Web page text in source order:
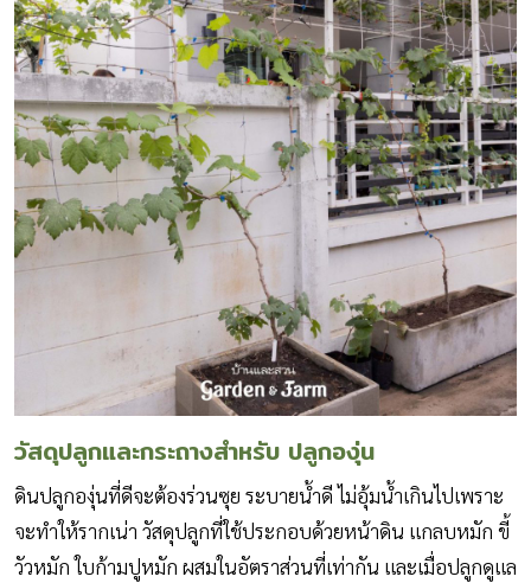
วัสดุปลูกและกระถางสำหรับ ปลูกองุ่น
ดินปลูกองุ่นที่ดีจะต้องร่วนซุย ระบายน้ำดี ไม่อุ้มน้ำเกินไปเพราะ
จะทำให้รากเน่า วัสดุปลูกที่ใช้ประกอบด้วยหน้าดิน แกลบหมัก ขี้
วัวหมัก ใบก้ามปูหมัก ผสมในอัตราส่วนที่เท่ากัน และเมื่อปลูกดูแล